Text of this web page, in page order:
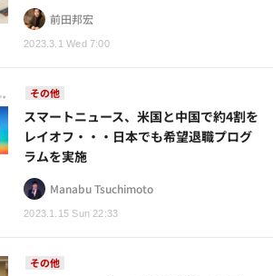
2023.3.1 Wed 7:00
前田邦宏
その他
2023.1.15 Sun 22:33
スマートニュース、米国と中国で約4割を
レイオフ・・・日本でも希望退職プログ
ラムを実施
Manabu Tsuchimoto
その他